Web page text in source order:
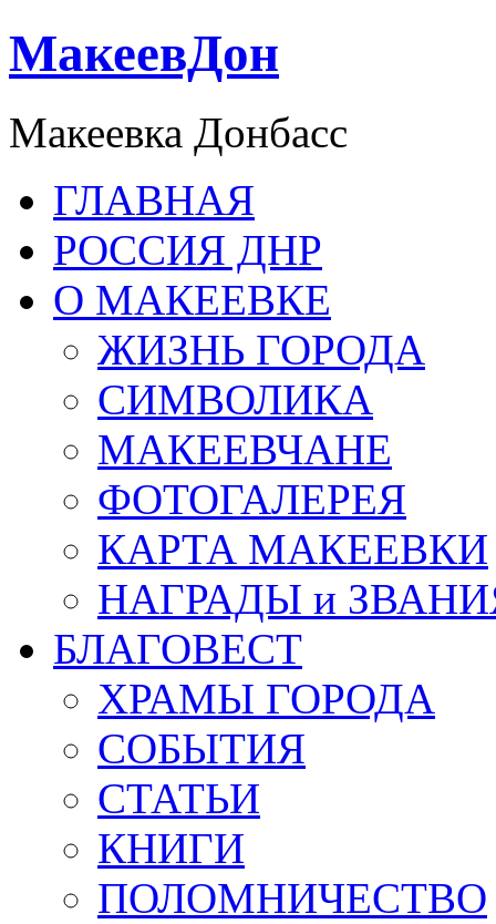
МакеевДон
Макеевка Донбасс
ГЛАВНАЯ
РОССИЯ ДНР
О МАКЕЕВКЕ
ЖИЗНЬ ГОРОДА
СИМВОЛИКА
МАКЕЕВЧАНЕ
ФОТОГАЛЕРЕЯ
КАРТА МАКЕЕВКИ
НАГРАДЫ и
БЛАГОВЕСТ
ХРАМЫ ГОРОДА
СОБЫТИЯ
СТАТЬИ
КНИГИ
ПОЛОМНИЧЕСТВО